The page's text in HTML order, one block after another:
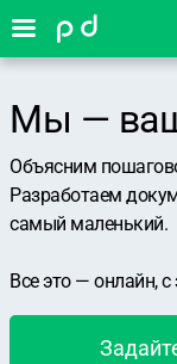
Мы — ваш
Объясним
Разработаем
самый маленький.
Все это — онлайн,